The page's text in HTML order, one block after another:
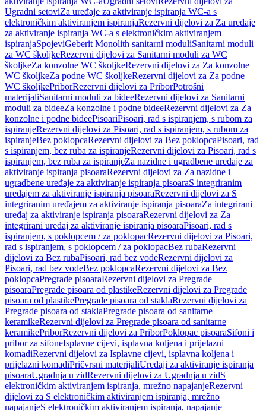
Ugradni setoviZa uređaje za aktiviranje ispiranja WC-a s
elektroničkim aktiviranjem ispiranjaRezervni dijelovi za Za uređaje
za aktiviranje ispiranja WC-a s elektroničkim aktiviranjem
ispiranjaSpojeviGeberit Monolith sanitarni moduliSanitarni moduli
za WC školjkeRezervni dijelovi za Sanitarni moduli za WC
školjkeZa konzolne WC školjkeRezervni dijelovi za Za konzolne
WC školjkeZa podne WC školjkeRezervni dijelovi za Za podne
WC školjkePriborRezervni dijelovi za PriborPotrošni
materijaliSanitarni moduli za bideeRezervni dijelovi za Sanitarni
moduli za bideeZa konzolne i podne bideeRezervni dijelovi za Za
konzolne i podne bideePisoariPisoari, rad s ispiranjem, s rubom za
ispiranjeRezervni dijelovi za Pisoari, rad s ispiranjem, s rubom za
ispiranjeBez poklopcaRezervni dijelovi za Bez poklopcaPisoari, rad
s ispiranjem, bez ruba za ispiranjeRezervni dijelovi za Pisoari, rad s
ispiranjem, bez ruba za ispiranjeZa nazidne i ugradbene uređaje za
aktiviranje ispiranja pisoaraRezervni dijelovi za Za nazidne i
ugradbene uređaje za aktiviranje ispiranja pisoaraS integriranim
uređajem za aktiviranje ispiranja pisoaraRezervni dijelovi za S
integriranim uređajem za aktiviranje ispiranja pisoaraZa integrirani
uređaj za aktiviranje ispiranja pisoaraRezervni dijelovi za Za
integrirani uređaj za aktiviranje ispiranja pisoaraPisoari, rad s
ispiranjem, s poklopcem / za poklopacRezervni dijelovi za Pisoari,
rad s ispiranjem, s poklopcem / za poklopacBez rubaRezervni
dijelovi za Bez rubaPisoari, rad bez vodeRezervni dijelovi za
Pisoari, rad bez vodeBez poklopcaRezervni dijelovi za Bez
poklopcaPregrade pisoaraRezervni dijelovi za Pregrade
pisoaraPregrade pisoara od plastikeRezervni dijelovi za Pregrade
pisoara od plastikePregrade pisoara od staklaRezervni dijelovi za
Pregrade pisoara od staklaPregrade pisoara od sanitarne
keramikeRezervni dijelovi za Pregrade pisoara od sanitarne
keramikePriborRezervni dijelovi za PriborPoklopac pisoaraSifoni i
pribor za sifoneIsplavne cijevi, isplavna koljena i prijelazni
komadiRezervni dijelovi za Isplavne cijevi, isplavna koljena i
prijelazni komadiPričvrsni materijaliUređaji za aktiviranje ispiranja
pisoaraUgradnja u zidRezervni dijelovi za Ugradnja u zidS
elektroničkim aktiviranjem ispiranja, mrežno napajanjeRezervni
dijelovi za S elektroničkim aktiviranjem ispiranja, mrežno
napajanjeS elektroničkim aktiviranjem ispiranja, napajanje